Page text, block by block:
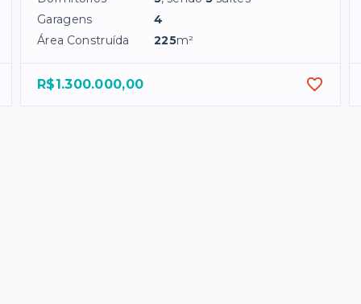
Garagens
4
Área Construída
225m²
R$1.300.000,00